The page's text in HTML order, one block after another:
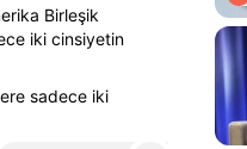
Birleşik
iki cinsiyetin
sadece iki